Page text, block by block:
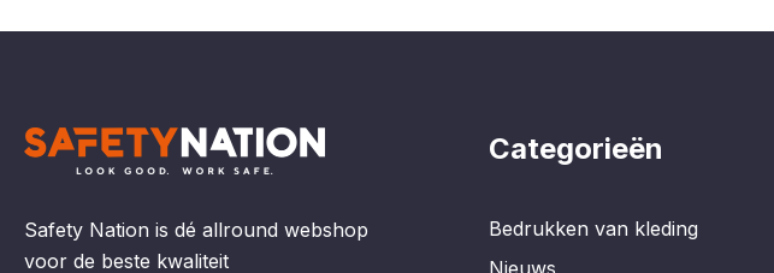
Safety Nation is dé allround webshop
voor de beste kwaliteit
Categorieën
Bedrukken van kleding